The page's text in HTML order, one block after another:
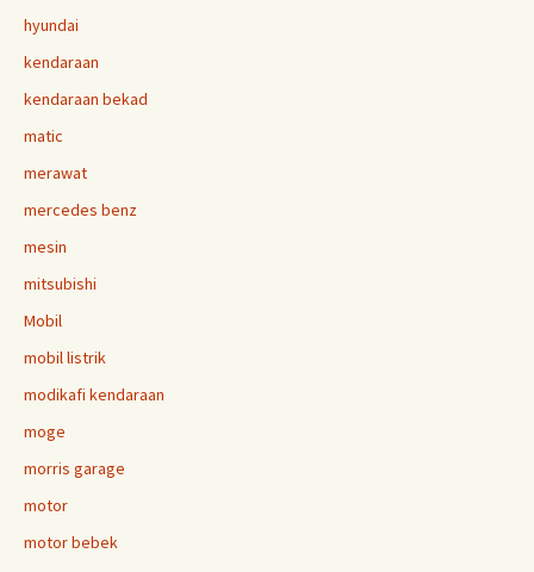
hyundai
kendaraan
kendaraan bekad
matic
merawat
mercedes benz
mesin
mitsubishi
Mobil
mobil listrik
modikafi kendaraan
moge
morris garage
motor
motor bebek